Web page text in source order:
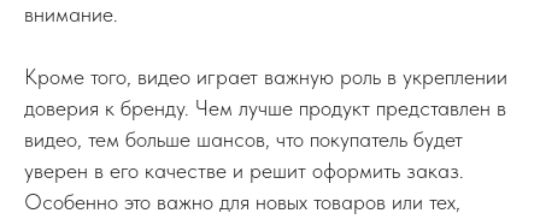
внимание.
Кроме того, видео играет важную роль в укреплении
доверия к бренду. Чем лучше продукт представлен в
видео, тем больше шансов, что покупатель будет
уверен в его качестве и решит оформить заказ.
Особенно это важно для новых товаров или тех,